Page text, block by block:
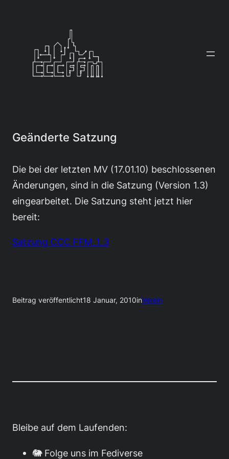
Geänderte Satzung
Die bei der letzten MV (17.01.10) beschlossenen
Änderungen, sind in die Satzung (Version 1.3)
eingearbeitet. Die Satzung steht jetzt hier
bereit:
Satzung CCC FFM_1_3
Beitrag veröffentlicht18 Januar, 2010inVerein
Bleibe auf dem Laufenden:
🐘 Folge uns im Fediverse